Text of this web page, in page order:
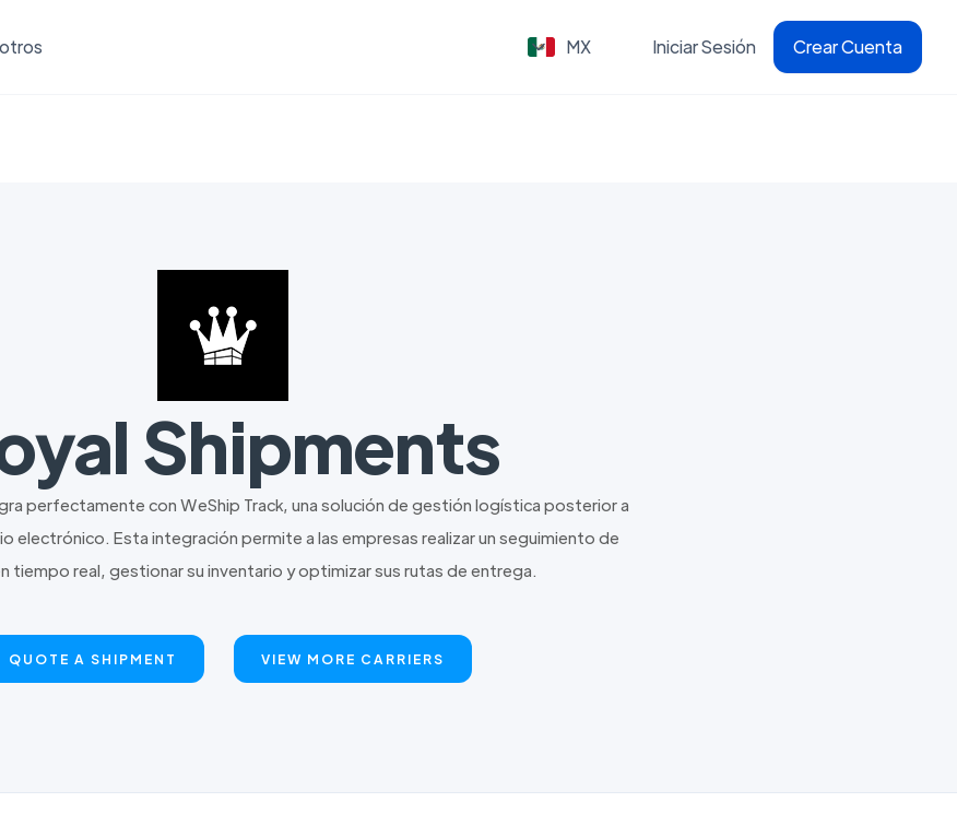
MX Iniciar Sesión Crear Cuenta
Shipments
perfectamente con WeShip Track, una solución de gestión logística posterior a
electrónico. Esta integración permite a las empresas realizar un seguimiento de
tiempo real, gestionar su inventario y optimizar sus rutas de entrega.
QUOTE A SHIPMENT VIEW MORE CARRIERS